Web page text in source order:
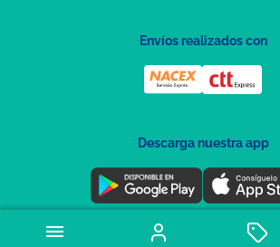
Envíos realizados con
Descarga nuestra app